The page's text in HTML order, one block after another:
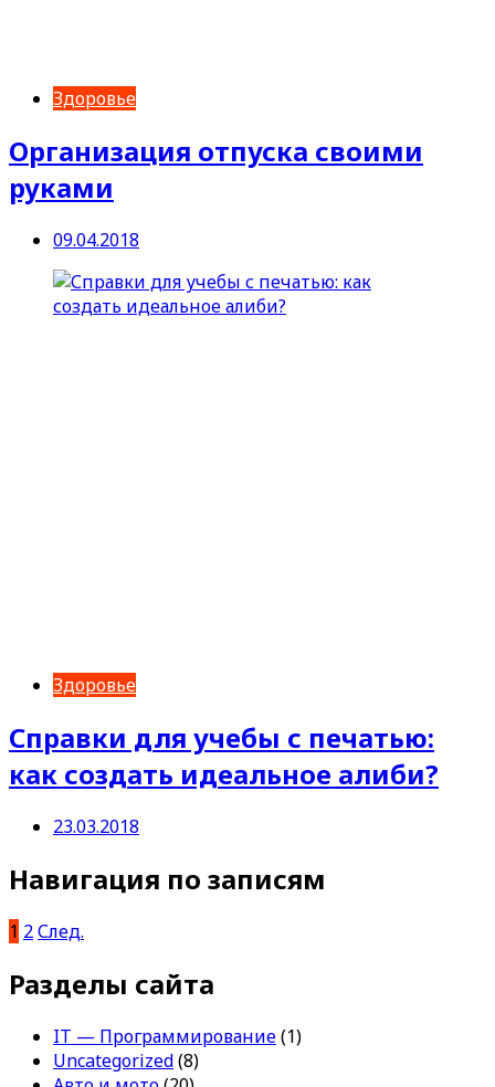
Здоровье
Организация отпуска своими
руками
09.04.2018
Здоровье
Справки для учебы с печатью:
как создать идеальное алиби?
23.03.2018
Навигация по записям
1 2След.
Разделы сайта
IT — Программирование(1)
Uncategorized(8)